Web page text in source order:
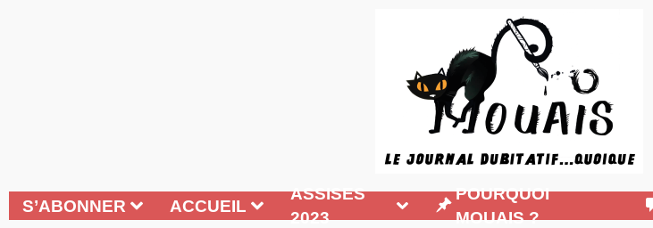
S’ABONNER ACCUEIL
ASSISES
2023
POURQUOI
MOUAIS ?